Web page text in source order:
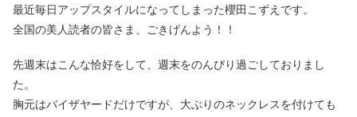
最近毎日アップスタイルになってしまった櫻田こずえです。
全国の美人読者の皆さま、ごきげんよう！！
先週末はこんな恰好をして、週末をのんびり過ごしておりまし
た。
胸元はバイザヤードだけですが、大ぶりのネックレスを付けても